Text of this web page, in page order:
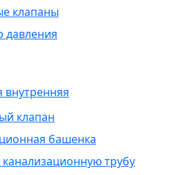
клапаны
давления
внутренняя
клапан
башенка
канализационную трубу